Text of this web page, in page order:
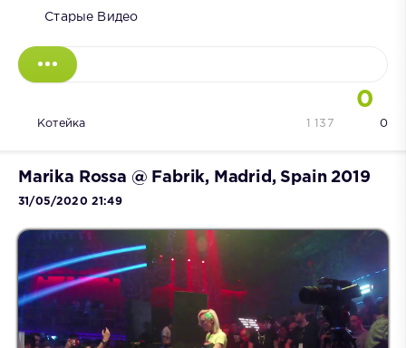
Старые Видео
0
Котейка 0
1 137
Marika Rossa @ Fabrik, Madrid, Spain 2019
31/05/2020 21:49